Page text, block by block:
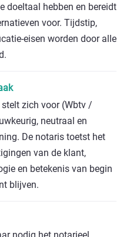
doeltaal hebben en bereidt
voor. Tijdstip,
eisen worden door alle
stelt zich voor (Wbtv /
neutraal en
De notaris toetst het
van de klant,
en betekenis van begin
blijven.